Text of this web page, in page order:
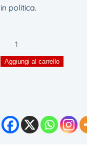
in politica.
DEL
passioni
e
Aggiungi al carrello